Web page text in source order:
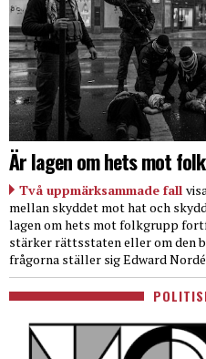
Är lagen om hets mot
Två uppmärksammade fall
mellan skyddet mot hat och
lagen om hets mot folkgrupp
stärker rättsstaten eller om den
frågorna ställer sig Edward